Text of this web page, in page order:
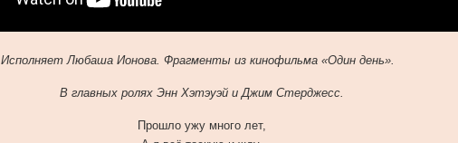
Исполняет Любаша Ионова. Фрагменты из кинофильма «Один день».
В главных ролях Энн Хэтэуэй и Джим Стерджесс.
Прошло ужу много лет,